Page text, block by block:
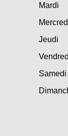
Mardi
Jeudi
Samedi